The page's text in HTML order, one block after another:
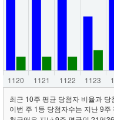
최근 10주 평균 당첨자 비율과
이번 주 1등 당첨자수는 지난 9주